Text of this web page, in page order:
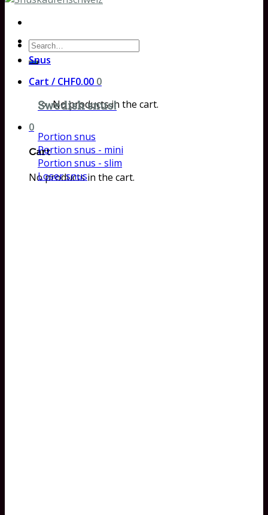
Search
for:
Cart / CHF0.00 0
No products in the cart.
0
Cart
No products in the cart.
Snus
Swedish snus!
Portion snus
Portion snus - mini
Portion snus - slim
Loser snus